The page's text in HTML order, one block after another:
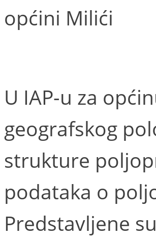
općini Milići
U IAP-u za
geografskog
strukture
podataka o
Predstavljene